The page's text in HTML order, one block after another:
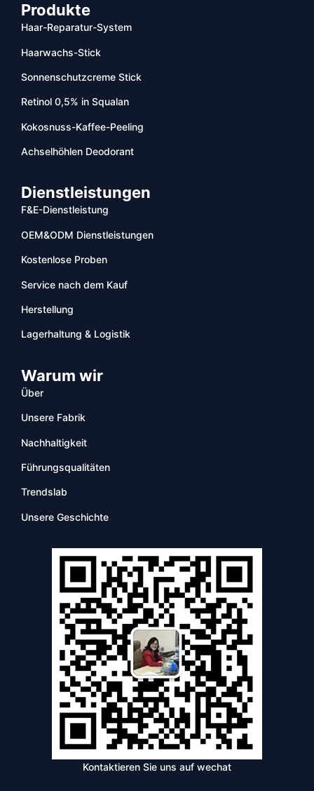
Produkte
Haar-Reparatur-System
Haarwachs-Stick
Sonnenschutzcreme Stick
Retinol 0,5% in Squalan
Kokosnuss-Kaffee-Peeling
Achselhöhlen Deodorant
Dienstleistungen
F&E-Dienstleistung
OEM&ODM Dienstleistungen
Kostenlose Proben
Service nach dem Kauf
Herstellung
Lagerhaltung & Logistik
Warum wir
Über
Unsere Fabrik
Nachhaltigkeit
Führungsqualitäten
Trendslab
Unsere Geschichte
Kontaktieren Sie uns auf wechat